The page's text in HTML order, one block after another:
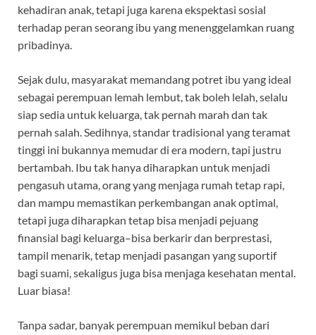
kehadiran anak, tetapi juga karena ekspektasi sosial
terhadap peran seorang ibu yang menenggelamkan ruang
pribadinya.
Sejak dulu, masyarakat memandang potret ibu yang ideal
sebagai perempuan lemah lembut, tak boleh lelah, selalu
siap sedia untuk keluarga, tak pernah marah dan tak
pernah salah. Sedihnya, standar tradisional yang teramat
tinggi ini bukannya memudar di era modern, tapi justru
bertambah. Ibu tak hanya diharapkan untuk menjadi
pengasuh utama, orang yang menjaga rumah tetap rapi,
dan mampu memastikan perkembangan anak optimal,
tetapi juga diharapkan tetap bisa menjadi pejuang
finansial bagi keluarga–bisa berkarir dan berprestasi,
tampil menarik, tetap menjadi pasangan yang suportif
bagi suami, sekaligus juga bisa menjaga kesehatan mental.
Luar biasa!
Tanpa sadar, banyak perempuan memikul beban dari